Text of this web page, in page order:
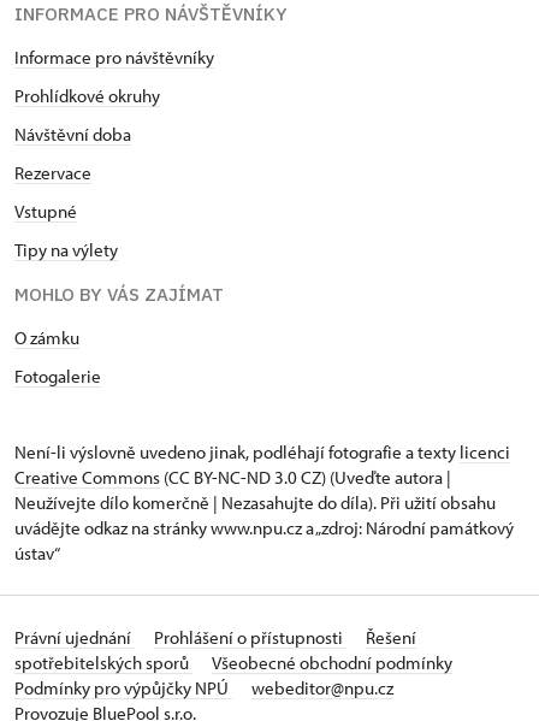
INFORMACE PRO NÁVŠTĚVNÍKY
Informace pro návštěvníky
Prohlídkové okruhy
Návštěvní doba
Rezervace
Vstupné
Tipy na výlety
MOHLO BY VÁS ZAJÍMAT
O zámku
Fotogalerie
Není-li výslovně uvedeno jinak, podléhají fotografie a texty licenci
Creative Commons (CC BY-NC-ND 3.0 CZ) (Uveďte autora |
Neužívejte dílo komerčně | Nezasahujte do díla). Při užití obsahu
uvádějte odkaz na stránky www.npu.cz a „zdroj: Národní památkový
ústav“
Právní ujednání Prohlášení o přístupnosti
Řešení
spotřebitelských sporů
Všeobecné obchodní podmínky
Podmínky pro výpůjčky NPÚ
webeditor@npu.cz
Provozuje BluePool s.r.o.